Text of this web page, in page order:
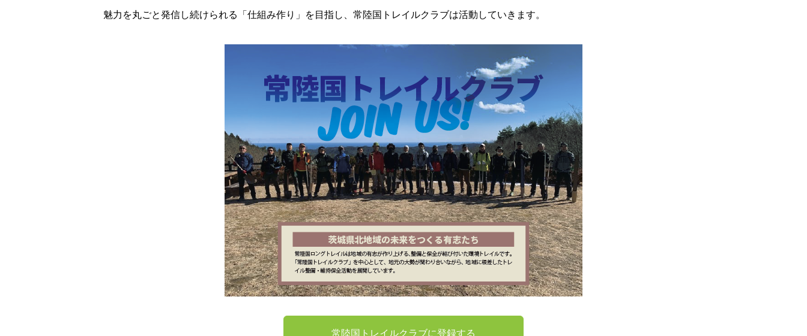
魅力を丸ごと発信し続けられる「仕組み作り」を目指し、常陸国トレイルクラブは活動していきます。
常陸国トレイルクラブに登録する